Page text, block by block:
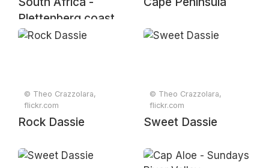
Plettenberg coast
© Theo Crazzolara,
flickr.com
Rock Dassie
© Theo Crazzolara,
flickr.com
Sweet Dassie